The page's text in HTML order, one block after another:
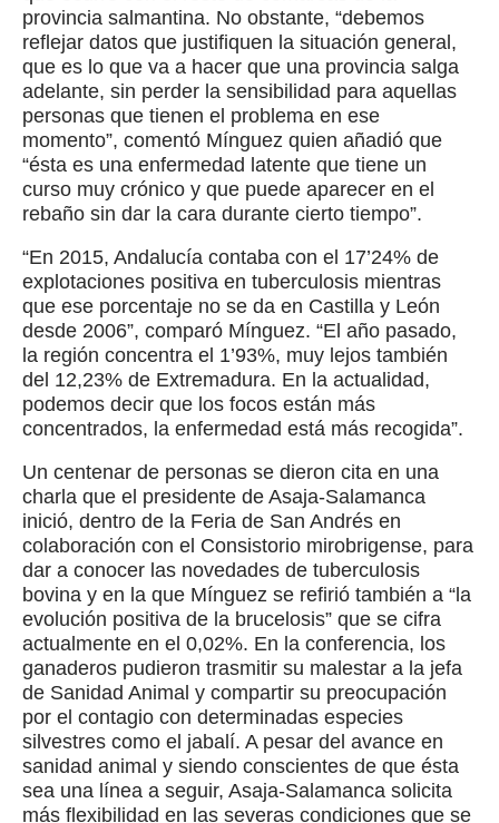
provincia salmantina. No obstante, “debemos
reflejar datos que justifiquen la situación general,
que es lo que va a hacer que una provincia salga
adelante, sin perder la sensibilidad para aquellas
personas que tienen el problema en ese
momento”, comentó Mínguez quien añadió que
“ésta es una enfermedad latente que tiene un
curso muy crónico y que puede aparecer en el
rebaño sin dar la cara durante cierto tiempo”.
“En 2015, Andalucía contaba con el 17’24% de
explotaciones positiva en tuberculosis mientras
que ese porcentaje no se da en Castilla y León
desde 2006”, comparó Mínguez. “El año pasado,
la región concentra el 1’93%, muy lejos también
del 12,23% de Extremadura. En la actualidad,
podemos decir que los focos están más
concentrados, la enfermedad está más recogida”.
Un centenar de personas se dieron cita en una
charla que el presidente de Asaja-Salamanca
inició, dentro de la Feria de San Andrés en
colaboración con el Consistorio mirobrigense, para
dar a conocer las novedades de tuberculosis
bovina y en la que Mínguez se refirió también a “la
evolución positiva de la brucelosis” que se cifra
actualmente en el 0,02%. En la conferencia, los
ganaderos pudieron trasmitir su malestar a la jefa
de Sanidad Animal y compartir su preocupación
por el contagio con determinadas especies
silvestres como el jabalí. A pesar del avance en
sanidad animal y siendo conscientes de que ésta
sea una línea a seguir, Asaja-Salamanca solicita
más flexibilidad en las severas condiciones que se